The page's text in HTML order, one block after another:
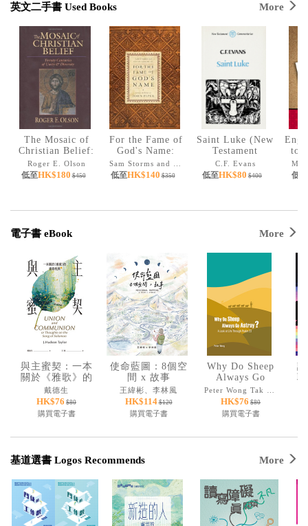
英文二手書 Used Books More
The Mosaic of
Christian Belief:
Twenty Centuries
of Unity &
Roger E. Olson
低至HK$180 $450
For the Fame of
God's Name:
Essays in Honor
of John Piper
低至HK$140 $350
Saint Luke (New
Testament
Commentaries)
C.F. Evans
低至HK$80 $400
to
低至
電子書 eBook More
與主蜜契：一本
關於《雅歌》的
靈修經典
戴德生
HK$76 $80
購買電子書
使命藍圖：8個空
間 x 故事
王緯彬、李林風
HK$114 $120
購買電子書
Why Do Sheep
Always Go
Astray? A Look
at Life Through
Psalm 23【只提
HK$76 $80
購買電子書
基道選書 Logos Recommends More